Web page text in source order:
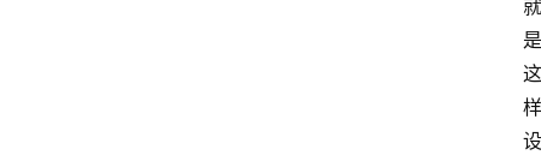
就
是
这
样
设